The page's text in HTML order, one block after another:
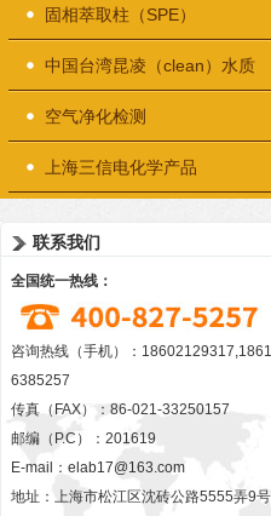
固相萃取柱（SPE）
中国台湾昆凌（clean）水质
检测仪器
空气净化检测
上海三信电化学产品
联系我们
全国统一热线：
咨询热线（手机）：18602129317,1861
6385257
传真（FAX）：86-021-33250157
邮编（P.C）：201619
E-mail： elab17@163.com
地址：上海市松江区沈砖公路5555弄9号